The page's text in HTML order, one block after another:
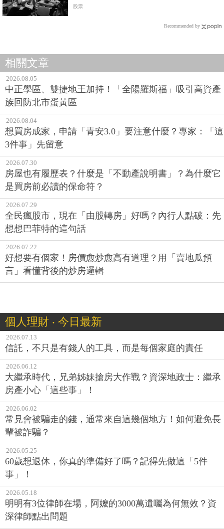
股的夢幻年代
股票
Recommended by
相關文章
2026.08.05
中正學區、雙捷地王加持！「全陽羅斯福」吸引高資產
族回防北市蛋黃區
2026.08.04
想買房成家，申請「青安3.0」要注意什麼？專家：「這
3件事」先留意
2026.07.30
房屋也有履歷表？什麼是「不動產說明書」？為什麼它
是買房前必讀的保命符？
2026.07.29
全民瘋股市，現在「由股轉房」好嗎？內行人點破：先
想想巴菲特的這句話
2026.07.22
好想要有個家！房價愈炒愈高有道理？用「賣地瓜預
言」看懂背後的炒房邏輯
個人理財 ‧ 今日最新
2026.07.13
信託，不只是有錢人的工具，而是每個家庭的責任
2026.06.12
大繼承時代，兄弟姊妹搶房大作戰？資深地政士：繼承
房產小心「這些事」！
2026.06.02
常見會被騙走的錢，通常來自這幾個地方！如何避免長
輩被詐騙？
2026.05.25
60歲想退休，你真的準備好了嗎？記得先做這「5件
事」！
2026.05.18
明明有3位律師在場，阿嬤的3000萬遺囑為何無效？資
深律師點出問題